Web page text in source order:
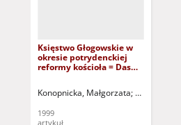
Księstwo Głogowskie w
okresie potrydenckiej
reformy kościoła = Das
der kirche und nach dem
Konopnicka, Małgorzata Osękowski,
1999
artykuł